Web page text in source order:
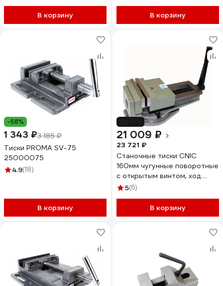
В корзину В корзину
-58%
1 343 ₽3 185 ₽
Тиски PROMA SV-75
25000075
4.9(18)
В корзину
21 009 ₽
23 721 ₽
Станочные тиски CNIC
160мм чугунные поворотные
с открытым винтом, ход
180мм LTB160 Q13 67316
5(6)
В корзину